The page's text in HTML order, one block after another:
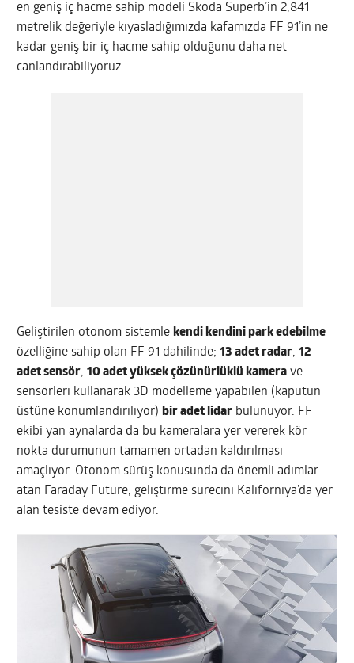
en geniş iç hacme sahip modeli Skoda Superb’in 2,841
metrelik değeriyle kıyasladığımızda kafamızda FF 91’in ne
kadar geniş bir iç hacme sahip olduğunu daha net
canlandırabiliyoruz.
Geliştirilen otonom sistemle kendi kendini park edebilme
özelliğine sahip olan FF 91 dahilinde;13 adet radar,12
adet sensör,10 adet yüksek çözünürlüklü kamera ve
sensörleri kullanarak 3D modelleme yapabilen (kaputun
üstüne konumlandırılıyor) bir adet lidar bulunuyor. FF
ekibi yan aynalarda da bu kameralara yer vererek kör
nokta durumunun tamamen ortadan kaldırılması
amaçlıyor. Otonom sürüş konusunda da önemli adımlar
atan Faraday Future, geliştirme sürecini Kaliforniya’da yer
alan tesiste devam ediyor.